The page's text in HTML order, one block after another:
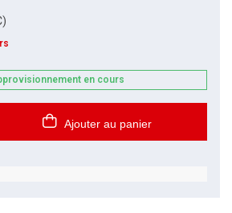
en cours
Ajouter au panier